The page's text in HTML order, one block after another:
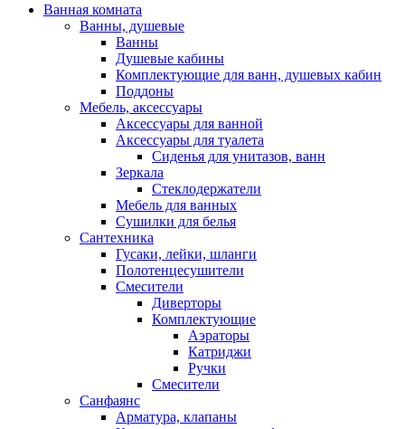
Ванная комната
Ванны, душевые
Ванны
Душевые кабины
Комплектующие для ванн, душевых кабин
Поддоны
Мебель, аксессуары
Аксессуары для ванной
Аксессуары для туалета
Сиденья для унитазов, ванн
Зеркала
Стеклодержатели
Мебель для ванных
Сушилки для белья
Сантехника
Гусаки, лейки, шланги
Полотенцесушители
Смесители
Диверторы
Комплектующие
Аэраторы
Катриджи
Ручки
Смесители
Санфаянс
Арматура, клапаны